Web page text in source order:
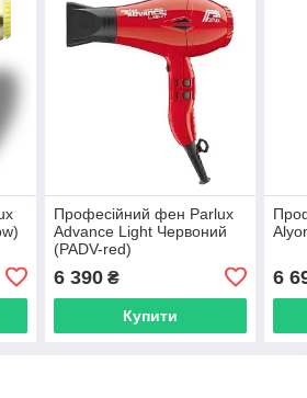
Професійний фен Parlux
Advance Light Червоний
(PADV-red)
6 390₴
Купити
6